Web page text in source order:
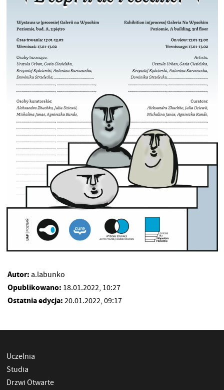
Autor: a.labunko
Opublikowano: 18.01.2022, 10:27
Ostatnia edycja: 20.01.2022, 09:17
Uczelnia
Studia
Drzwi Otwarte